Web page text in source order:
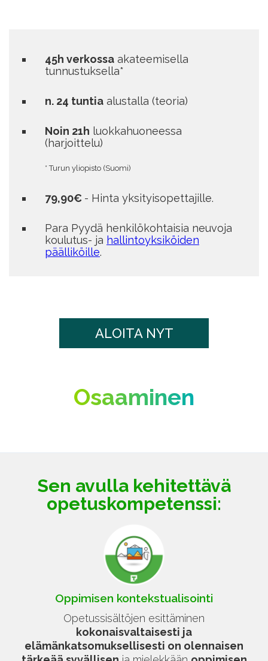
45h verkossa akateemisella
tunnustuksella*
n. 24 tuntia alustalla (teoria)
Noin 21h luokkahuoneessa
(harjoittelu)
* Turun yliopisto (Suomi)
79,90€ - Hinta yksityisopettajille.
Para Pyydä henkilökohtaisia neuvoja
koulutus- ja hallintoyksiköiden
päälliköille.
ALOITA NYT
Osaaminen
Sen avulla kehitettävä
opetuskompetenssi:
Oppimisen kontekstualisointi
Opetussisältöjen esittäminen
kokonaisvaltaisesti ja
elämänkatsomuksellisesti on olennaisen